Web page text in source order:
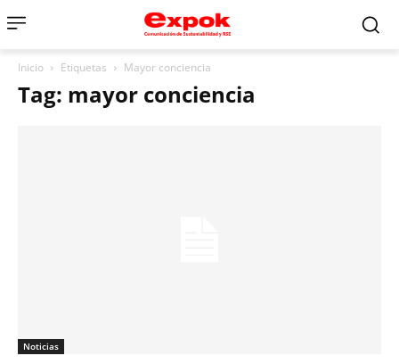
Inicio Etiquetas Mayor conciencia
Tag: mayor conciencia
Noticias